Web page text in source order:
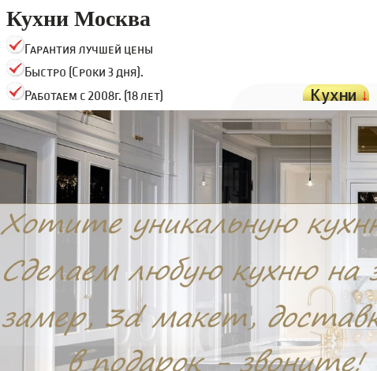
Кухни Москва
Гарантия лучшей цены
Быстро (Сроки 3 дня).
Работаем с 2008г. (18 лет)
Кухни↓